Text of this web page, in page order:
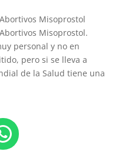
Misoprostol
Misoprostol.
personal y no en
pero si se lleva a
de la Salud tiene una